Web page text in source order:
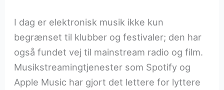
I dag er elektronisk musik ikke kun
begrænset til klubber og festivaler; den har
også fundet vej til mainstream radio og film.
Musikstreamingtjenester som Spotify og
Apple Music har gjort det lettere for lyttere